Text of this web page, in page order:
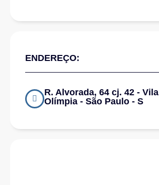
ENDEREÇO:
R. Alvorada, 64 cj. 42 - Vila
Olímpia - São Paulo - S